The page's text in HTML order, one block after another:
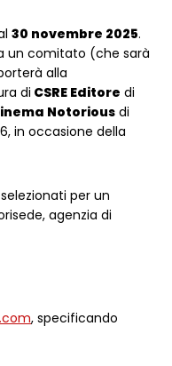
30 novembre 2025.
un comitato (che sarà
alla
di CSRE Editore di
Notoriousdi
in occasione della
per un
agenzia di
, specificando